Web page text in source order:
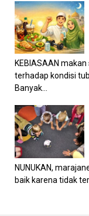
KEBIASAAN
terhadap kondisi
Banyak...
NUNUKAN,
baik karena tidak